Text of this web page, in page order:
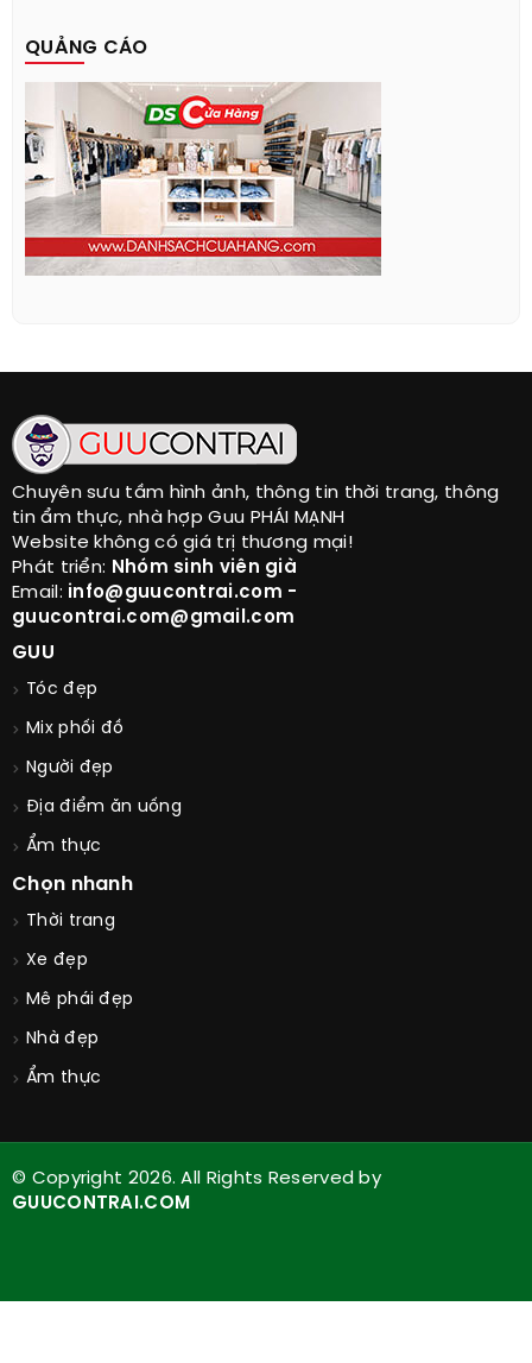
QUẢNG CÁO
Chuyên sưu tầm hình ảnh, thông tin thời trang, thông
tin ẩm thực, nhà hợp Guu PHÁI MẠNH
Website không có giá trị thương mại!
Phát triển: Nhóm sinh viên già
Email: info@guucontrai.com -
guucontrai.com@gmail.com
GUU
Tóc đẹp
Mix phối đồ
Người đẹp
Địa điểm ăn uống
Ẩm thực
Chọn nhanh
Thời trang
Xe đẹp
Mê phái đẹp
Nhà đẹp
Ẩm thực
© Copyright 2026. All Rights Reserved by
GUUCONTRAI.COM